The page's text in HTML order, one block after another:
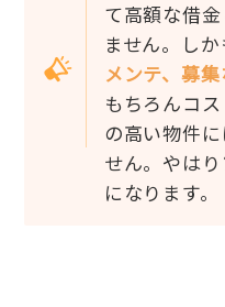
て高額な借
ません。し
メンテ、募
もちろんコ
の高い物件
せん。やはり
になります。